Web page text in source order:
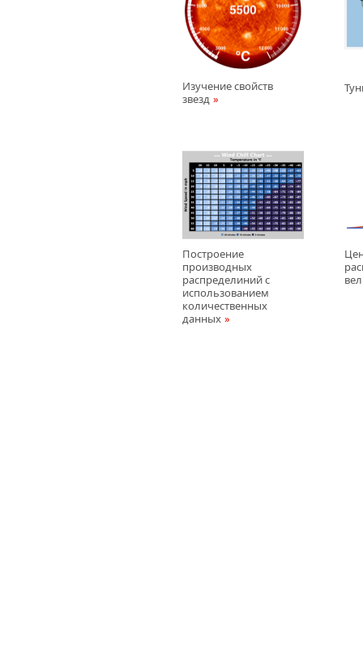
Изучение свойств
звезд
Построение
производных
распределиний с
использованием
количественных
данных